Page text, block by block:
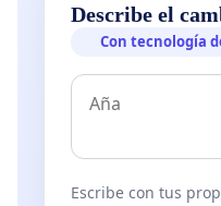
Describe el
Con tecnología
Escribe con tus